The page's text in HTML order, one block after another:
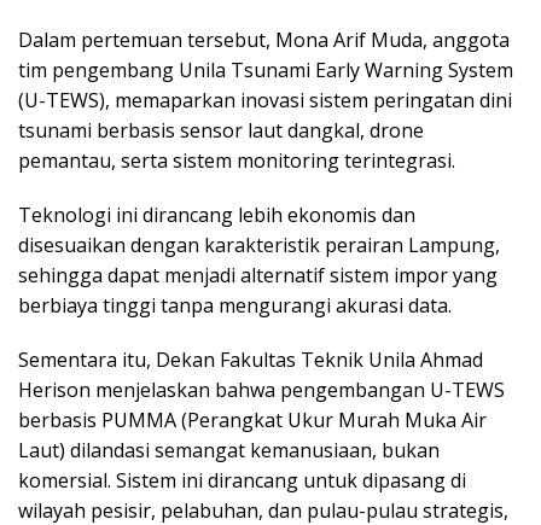
Dalam pertemuan tersebut, Mona Arif Muda, anggota
tim pengembang Unila Tsunami Early Warning System
(U-TEWS), memaparkan inovasi sistem peringatan dini
tsunami berbasis sensor laut dangkal, drone
pemantau, serta sistem monitoring terintegrasi.
Teknologi ini dirancang lebih ekonomis dan
disesuaikan dengan karakteristik perairan Lampung,
sehingga dapat menjadi alternatif sistem impor yang
berbiaya tinggi tanpa mengurangi akurasi data.
Sementara itu, Dekan Fakultas Teknik Unila Ahmad
Herison menjelaskan bahwa pengembangan U-TEWS
berbasis PUMMA (Perangkat Ukur Murah Muka Air
Laut) dilandasi semangat kemanusiaan, bukan
komersial. Sistem ini dirancang untuk dipasang di
wilayah pesisir, pelabuhan, dan pulau-pulau strategis,